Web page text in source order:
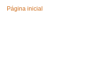
Página inicial